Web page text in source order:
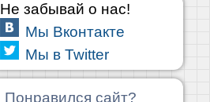
Не забывай о нас!
Мы Вконтакте
Мы в Twitter
Понравился сайт?